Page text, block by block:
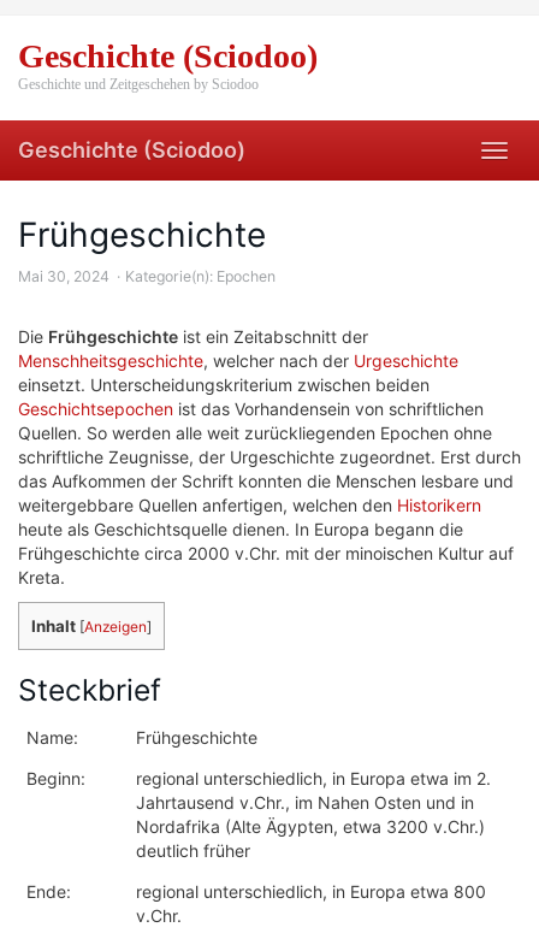
main
content
Geschichte (Sciodoo)
Geschichte und Zeitgeschehen by Sciodoo
Geschichte (Sciodoo)
Frühgeschichte
Mai 30, 2024 Kategorie(n): Epochen
Die Frühgeschichte ist ein Zeitabschnitt der
Menschheitsgeschichte, welcher nach der Urgeschichte
einsetzt. Unterscheidungskriterium zwischen beiden
Geschichtsepochen ist das Vorhandensein von schriftlichen
Quellen. So werden alle weit zurückliegenden Epochen ohne
schriftliche Zeugnisse, der Urgeschichte zugeordnet. Erst durch
das Aufkommen der Schrift konnten die Menschen lesbare und
weitergebbare Quellen anfertigen, welchen den Historikern
heute als Geschichtsquelle dienen. In Europa begann die
Frühgeschichte circa 2000 v.Chr. mit der minoischen Kultur auf
Kreta.
Inhalt [Anzeigen]
Steckbrief
Name:
Frühgeschichte
Beginn:
regional unterschiedlich, in Europa etwa im 2.
Jahrtausend v.Chr., im Nahen Osten und in
Nordafrika (Alte Ägypten, etwa 3200 v.Chr.)
deutlich früher
Ende:
regional unterschiedlich, in Europa etwa 800
v.Chr.